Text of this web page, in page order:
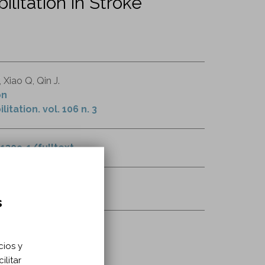
Q, Qin J.
vol. 106 n. 3
1/fulltext
y